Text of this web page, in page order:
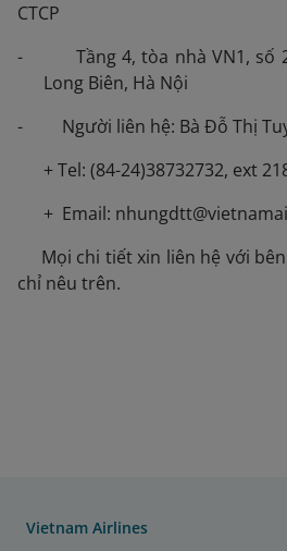
CTCP
- Tầng 4, tòa nhà VN1, số
Long Biên, Hà Nội
- Người liên hệ: Bà Đỗ Thị
+ Tel: (84-24)38732732, ext
+ Email:
chi tiết xin liên hệ với bên
chỉ nêu trên.
Vietnam Airlines